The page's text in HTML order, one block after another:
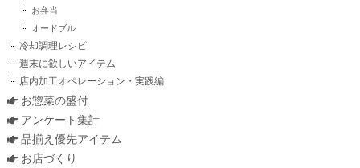
お弁当
オードブル
冷却調理レシピ
週末に欲しいアイテム
店内加工オペレーション・実践編
お惣菜の盛付
アンケート集計
品揃え優先アイテム
お店づくり